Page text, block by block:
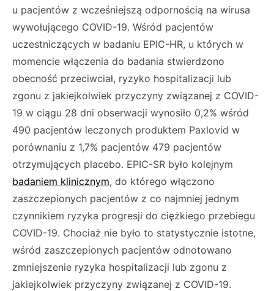
u pacjentów z wcześniejszą odpornością na wirusa
wywołującego COVID-19. Wśród pacjentów
uczestniczących w badaniu EPIC-HR, u których w
momencie włączenia do badania stwierdzono
obecność przeciwciał, ryzyko hospitalizacji lub
zgonu z jakiejkolwiek przyczyny związanej z COVID-
19 w ciągu 28 dni obserwacji wynosiło 0,2% wśród
490 pacjentów leczonych produktem Paxlovid w
porównaniu z 1,7% pacjentów 479 pacjentów
otrzymujących placebo. EPIC-SR było kolejnym
badaniem klinicznym, do którego włączono
zaszczepionych pacjentów z co najmniej jednym
czynnikiem ryzyka progresji do ciężkiego przebiegu
COVID-19. Chociaż nie było to statystycznie istotne,
wśród zaszczepionych pacjentów odnotowano
zmniejszenie ryzyka hospitalizacji lub zgonu z
jakiejkolwiek przyczyny związanej z COVID-19.